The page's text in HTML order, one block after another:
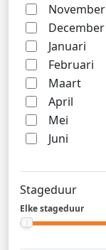
November
December
Januari
Februari
Maart
April
Mei
Juni
Stageduur
Elke stageduur